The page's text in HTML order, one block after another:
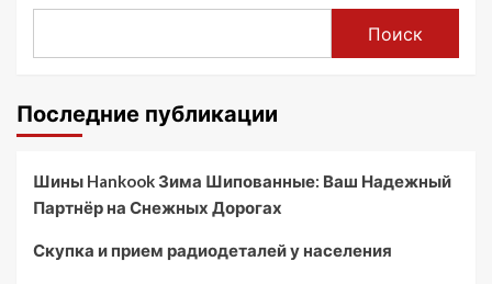
Поиск
Последние публикации
Шины Hankook Зима Шипованные: Ваш Надежный
Партнёр на Снежных Дорогах
Скупка и прием радиодеталей у населения